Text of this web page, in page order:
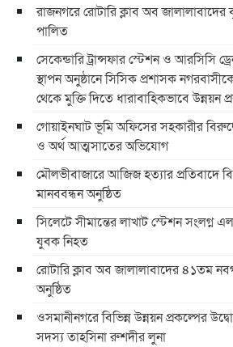
রাজনগরে রোটারি ক্লাব অব
পালিত
সেকেন্ডারি ট্রান্সফার স্টেশন ও আরসিসি ড্রেন
স্থাপন অনুষ্ঠানে সিসিক প্রশাসক
থেকে মুক্তি দিতে ধারাবাহিকভাবে উন্নয়ন
গোয়াইনঘাট ভূমি অফিসের সহকারীর
ও অর্থ আত্মসাতের অভিযোগ
মৌলভীবাজারে আজিজ হত্যার প্রতিবাদে
মানববন্ধন অনুষ্ঠিত
সিলেটে সীমান্তের লাখাট স্টেশন সংলগ্ন
যুবক নিহত
রোটারি ক্লাব অব জালালাবাদের ৪১তম
অনুষ্ঠিত
ওসমানীনগরে বিভিন্ন উন্নয়ন প্রকল্পের
সদস্য তাহসিনা রুশদীর লুনা